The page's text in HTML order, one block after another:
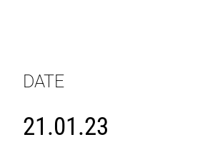
DATE
21.01.23